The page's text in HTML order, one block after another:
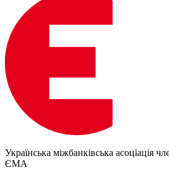
Українська міжбанківська асоціація
ЄМА